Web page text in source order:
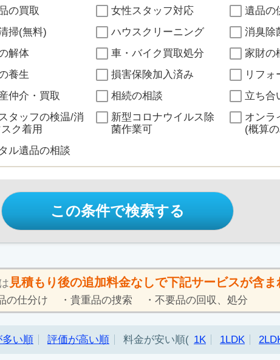
の買取 女性スタッフ対応
遺品の
掃(無料)
ハウスクリーニング
消臭除
解体
車・バイク買取処分
家財の
養生
損害保険加入済み
リフォ
仲介・買取
相続の相談
立ち合
タッフの検温/消
ク着用
新型コロナウイルス除
菌作業可
オンラ
(概算
ル遺品の相談
この条件で検索する
見積もり後の追加料金なしで下記サービスが含
の仕分け 貴重品の捜索 不要品の回収、処分
多い順 評価が高い順 料金が安い順 1K 1LDK